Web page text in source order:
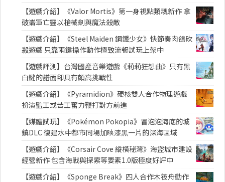
【遊戲介紹】《Valor Mortis》第一身視點類魂新作 拿
破崙軍亡靈以槍械劍與魔法殺敵
【遊戲介紹】《Steel Maiden 鋼鐵少女》快節奏肉鴿砍
殺遊戲 只靠兩鍵操作動作極致流暢試玩上架中
【遊戲評測】台灣國產音樂遊戲《莉莉狂想曲》只有黑
白鍵的譜面卻具有頗高挑戰性
【遊戲介紹】《Pyramidion》硬核雙人合作物理遊戲
扮演監工或苦工奮力鞭打對方前進
【媒體試玩】《Pokémon Pokopia》冒泡泡海底的城
鎮DLC 復建水中都市同場加映漆黑一片的深海區域
【遊戲介紹】《Corsair Cove 縱橫秘灣》海盜城市建設
經營新作 包含海戰與探索等要素1.0版極度好評中
【遊戲介紹】《Sponge Break》四人合作木筏舟動作